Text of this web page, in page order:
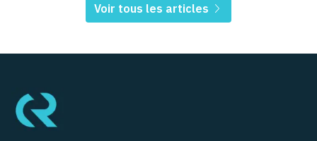
Voir tous les articles